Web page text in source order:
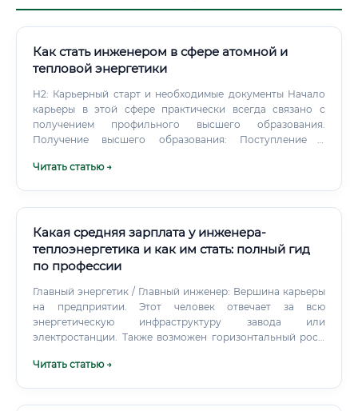
Как стать инженером в сфере атомной и
тепловой энергетики
H2: Карьерный старт и необходимые документы Начало
карьеры в этой сфере практически всегда связано с
получением профильного высшего образования.
Получение высшего образования: Поступление в
или тепловой энергетикой. Во время учебы крайне важно
Читать статью →
Какая средняя зарплата у инженера-
теплоэнергетика и как им стать: полный гид
по профессии
Главный энергетик / Главный инженер: Вершина карьеры
на предприятии. Этот человек отвечает за всю
энергетическую инфраструктуру завода или
электростанции. Также возможен горизонтальный рост:
— в инжиниринг, или смена отрасли, например, с ТЭЦ на
Читать статью →